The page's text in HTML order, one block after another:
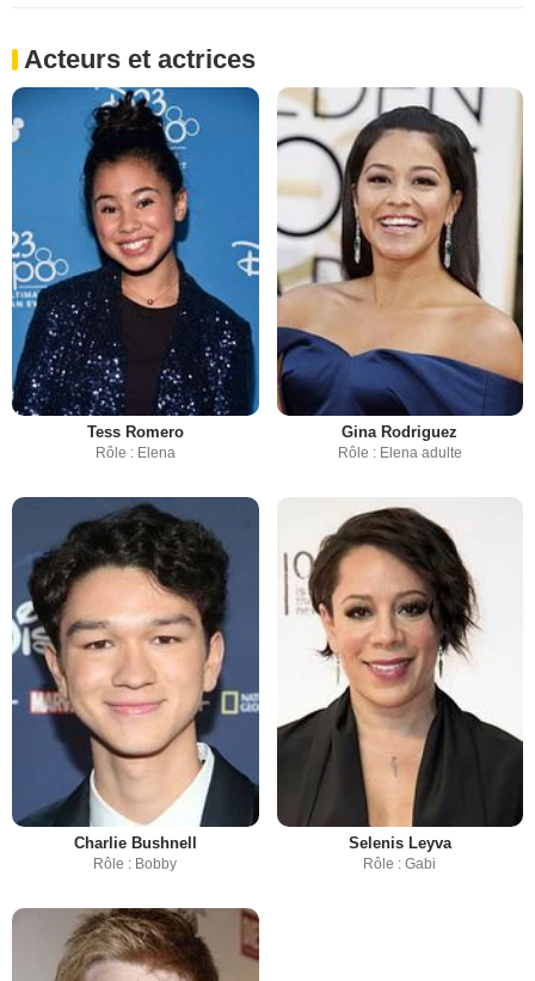
Acteurs et actrices
Tess Romero
Rôle : Elena
Gina Rodriguez
Rôle : Elena adulte
Charlie Bushnell
Rôle : Bobby
Selenis Leyva
Rôle : Gabi